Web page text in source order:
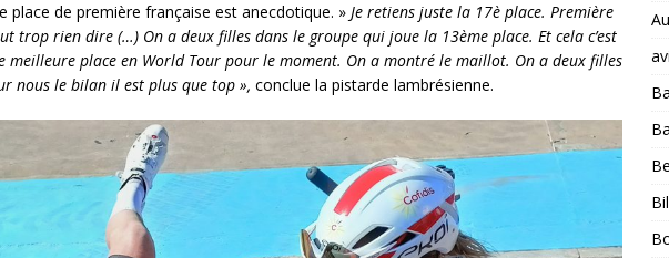
place de première française est anecdotique. » Je retiens juste la 17è place. Première
trop rien dire (…) On a deux filles dans le groupe qui joue la 13ème place. Et cela c’est
meilleure place en World Tour pour le moment. On a montré le maillot. On a deux filles
nous le bilan il est plus que top », conclue la pistarde lambrésienne.